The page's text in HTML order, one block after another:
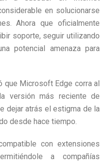
en solucionarse
Ahora que oficialmente
soporte, seguir utilizando
potencial amenaza para
que Microsoft Edge corra al
versión más reciente de
dejar atrás el estigma de la
desde hace tiempo.
con extensiones
a compañías